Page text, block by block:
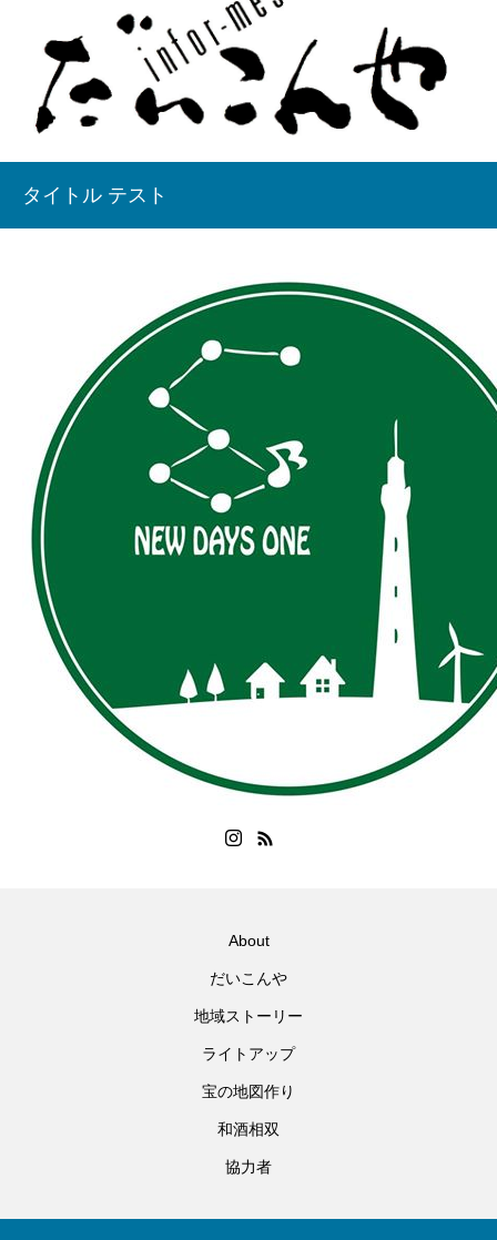
タイトル テスト
About
だいこんや
地域ストーリー
ライトアップ
宝の地図作り
和酒相双
協力者